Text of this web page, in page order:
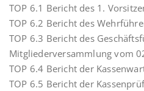
TOP 6.1 Bericht des 1.
TOP 6.2 Bericht des
TOP 6.3 Bericht des
Mitgliederversammlung vom
TOP 6.4 Bericht der
TOP 6.5 Bericht der